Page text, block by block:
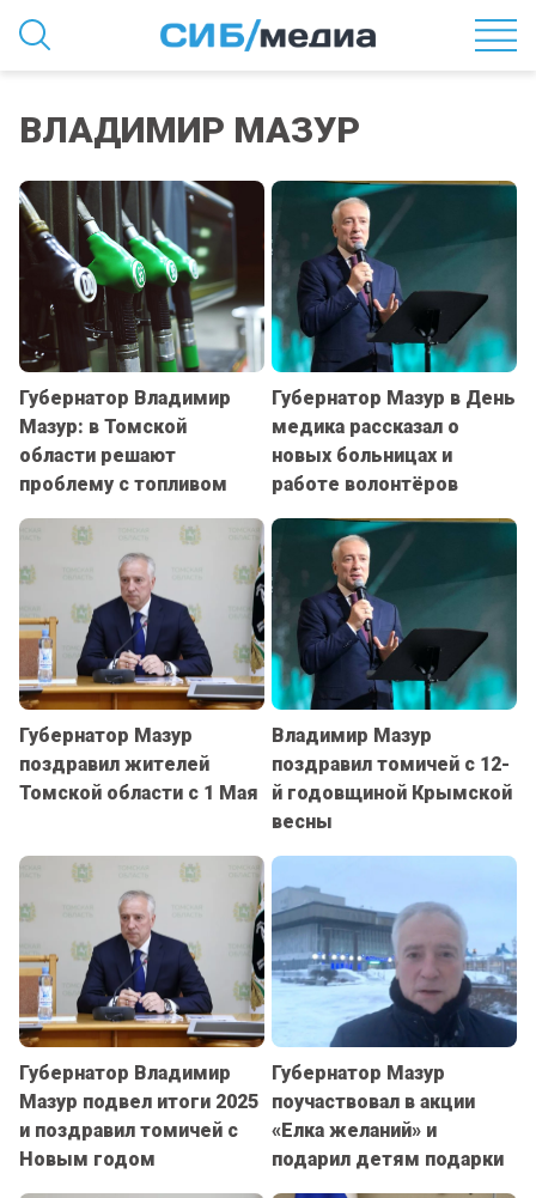
ВЛАДИМИР МАЗУР
Губернатор Владимир
Мазур: в Томской
области решают
проблему с топливом
Губернатор Мазур в День
медика рассказал о
новых больницах и
работе волонтёров
Губернатор Мазур
поздравил жителей
Томской области с 1 Мая
Владимир Мазур
поздравил томичей с 12-
й годовщиной Крымской
весны
Губернатор Владимир
Мазур подвел итоги 2025
и поздравил томичей с
Новым годом
Губернатор Мазур
поучаствовал в акции
«Елка желаний» и
подарил детям подарки